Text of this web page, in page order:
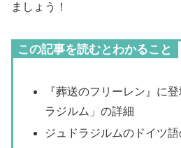
ましょう！
この記事を読むとわかること
『葬送のフリーレン』に
ラジルム」の詳細
ジュドラジルムのドイツ